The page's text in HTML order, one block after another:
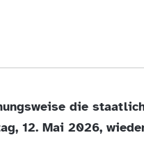
die
12. Mai 2026,